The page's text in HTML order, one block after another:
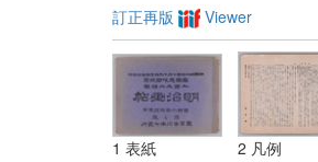
訂正再版 Viewer
1 表紙 2 凡例